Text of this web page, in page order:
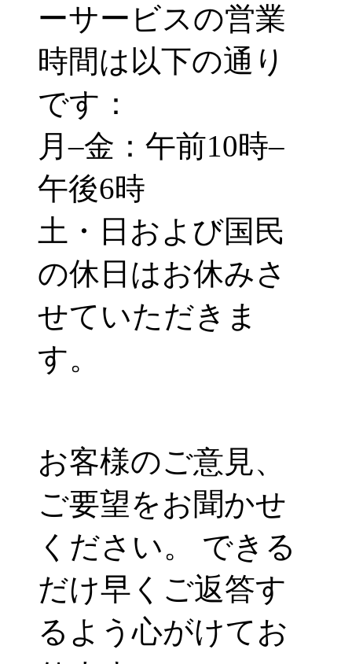
ーサービスの営業
時間は以下の通り
です：
月–金：午前10時–
午後6時
土・日および国民
の休日はお休みさ
せていただきま
す。
お客様のご意見、
ご要望をお聞かせ
ください。 できる
だけ早くご返答す
るよう心がけてお